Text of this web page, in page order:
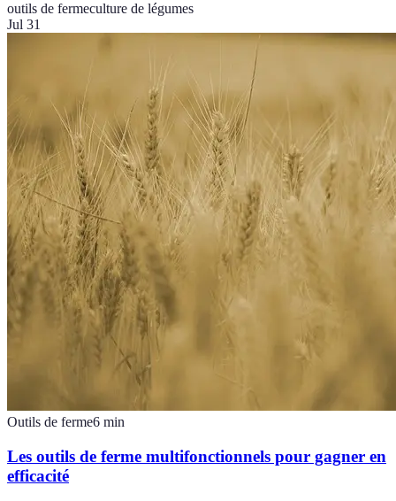
outils de fermeculture de légumes
Jul 31
Outils de ferme6 min
Les outils de ferme multifonctionnels pour gagner en
efficacité